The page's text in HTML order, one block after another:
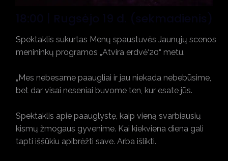
Spektaklis sukurtas Menų spaustuvės Jaunųjų scenos
menininkų programos „Atvira erdvė‘20“ metu.
„Mes nebesame paaugliai ir jau niekada nebebūsime,
bet dar visai neseniai buvome ten, kur esate jūs.
Spektaklis apie paauglystę, kaip vieną svarbiausių
kismų žmogaus gyvenime. Kai kiekviena diena gali
tapti iššūkiu apibrėžti save. Arba išlikti.